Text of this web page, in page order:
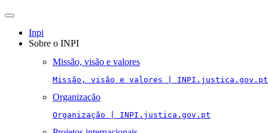
Toggle
navigation
Inpi
Sobre o INPI
Missão, visão e valores
Missão, visão e valores | INPI.justica.gov.pt
Organização
Organização | INPI.justica.gov.pt